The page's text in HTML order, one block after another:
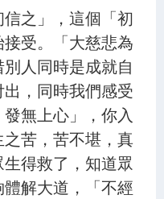
之」，這個「初
受。「大慈悲為
人同時是成就自
，同時我們感受
無上心」，你入
苦，苦不堪，真
得救了，知道眾
解大道，「不經